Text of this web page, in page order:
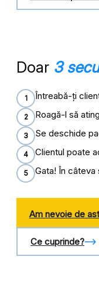
Doar 3
1 Întreabă-ți
2 Roagă-l să
3 Se deschide
4 Clientul poate
5 Gata! În
Am nevoie de
Ce cuprinde?